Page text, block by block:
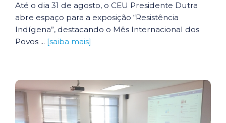
Até o dia 31 de agosto, o CEU Presidente Dutra
abre espaço para a exposição “Resistência
Indígena”, destacando o Mês Internacional dos
Povos ... [saiba mais]